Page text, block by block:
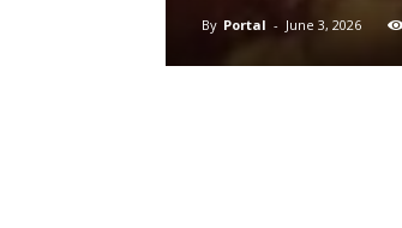
By Portal - June 3, 2026